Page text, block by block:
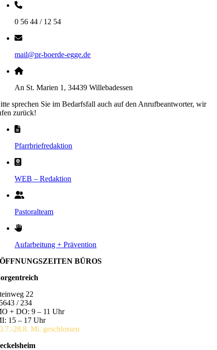
0 56 44 / 12 54
mail@pr-boerde-egge.de
An St. Marien 1, 34439 Willebadessen
sprechen Sie im Bedarfsfall auch auf den Anrufbeantworter, wir
zurück!
Pfarrbriefredaktion
WEB – Redaktion
Pastoralteam
Aufarbeitung + Prävention
ÖFFNUNGSZEITEN BÜROS
22
/ 234
+ DO: 9 – 11 Uhr
15 – 17 Uhr
28.8. Mi. geschlossen